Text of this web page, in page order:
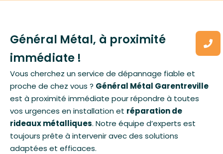
Général Métal, à proximité
immédiate !
Vous cherchez un service de dépannage fiable et
proche de chez vous ? Général Métal Garentreville
est à proximité immédiate pour répondre à toutes
vos urgences en installation et réparation de
rideaux métalliques. Notre équipe d’experts est
toujours prête à intervenir avec des solutions
adaptées et efficaces.